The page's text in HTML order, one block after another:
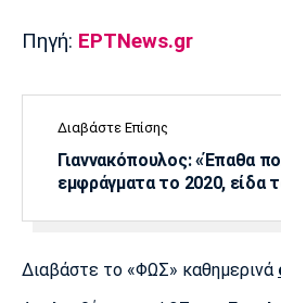
Πηγή: ΕΡΤΝews.gr
Διαβάστε Επίσης
Γιαννακόπουλος: «Έπαθα
εμφράγματα το 2020, είδα
Διαβάστε το «ΦΩΣ» καθημερινά